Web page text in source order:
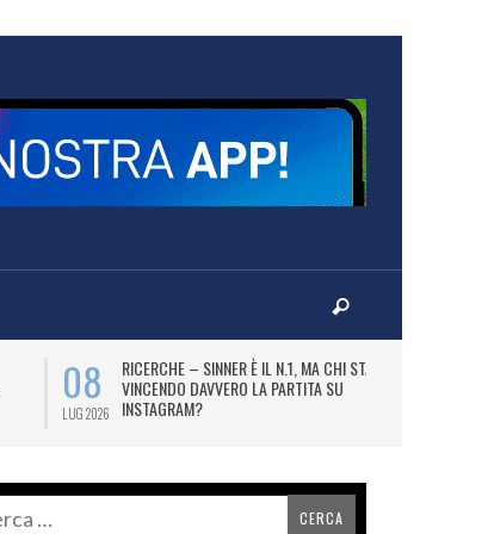
08
LUG 2026
RICERCHE – SINNER È IL N.1, MA CHI STA
VINCENDO DAVVERO LA PARTITA SU
INSTAGRAM?